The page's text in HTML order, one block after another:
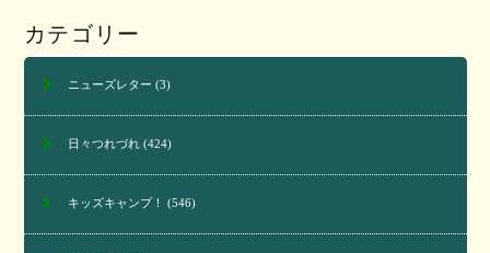
カテゴリー
ニューズレター (3)
日々つれづれ(424)
キッズキャンプ！ (546)